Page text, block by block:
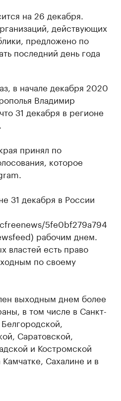
на 26 декабря.
действующих
предложено по
последний день года
в начале декабря 2020
Владимир
31 декабря в регионе
принял по
которое
31 декабря в России
5fe0bf279a794
рабочим днем.
властей есть право
по своему
выходным днем более
в том числе в Санкт-
Саратовской,
и Костромской
Сахалине и в